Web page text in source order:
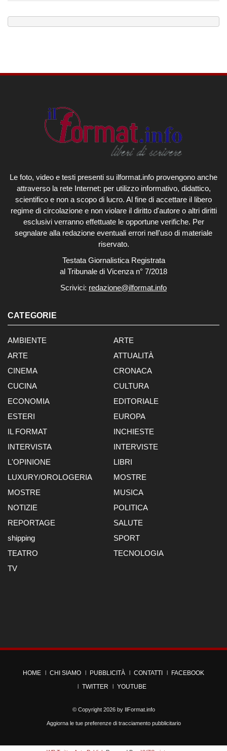
Le foto, video e testi presenti su ilformat.info provengono anche
attraverso la rete Internet: per utilizzo informativo, didattico,
scientifico e non a scopo di lucro. Al fine di accettare il libero
regime di circolazione e non violare il diritto d'autore o altri diritti
esclusivi verranno effettuate le opportune verifiche. Per
segnalare alla redazione eventuali errori nell'uso di materiale
riservato.
Testata Giornalistica Registrata
al Tribunale di Vicenza n° 7/2018
Scrivici: redazione@ilformat.info
CATEGORIE
AMBIENTE
ARTE
ARTE
ATTUALITÀ
CINEMA
CRONACA
CUCINA
CULTURA
ECONOMIA
EDITORIALE
ESTERI
EUROPA
IL FORMAT
INCHIESTE
INTERVISTA
INTERVISTE
L'OPINIONE
LIBRI
LUXURY/OROLOGERIA
MOSTRE
MOSTRE
MUSICA
NOTIZIE
POLITICA
REPORTAGE
SALUTE
shipping
SPORT
TEATRO
TECNOLOGIA
TV
HOME CHI SIAMO PUBBLICITÀ CONTATTI
FACEBOOK
TWITTER
YOUTUBE
© Copyright 2026 by IlFormat.info
Aggiorna le tue preferenze di tracciamento pubblicitario